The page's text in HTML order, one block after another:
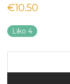
€10.50
Liko 4